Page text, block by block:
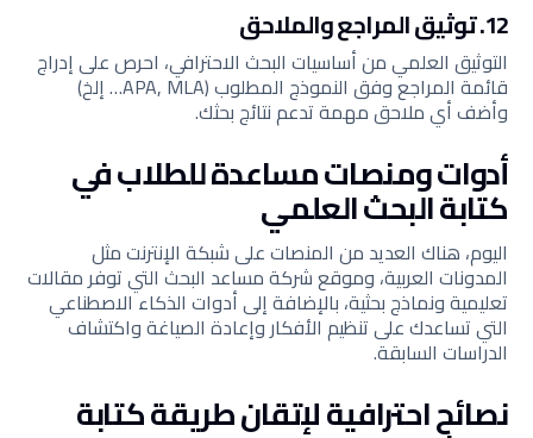
12. توثيق المراجع والملاحق
التوثيق العلمي من أساسيات البحث الاحترافي، احرص على إدراج
قائمة المراجع وفق النموذج المطلوب (APA, MLA… إلخ)
وأضف أي ملاحق مهمة تدعم نتائج بحثك.
أدوات ومنصات مساعدة للطلاب في
كتابة البحث العلمي
اليوم، هناك العديد من المنصات على شبكة الإنترنت مثل
المدونات العربية، وموقع شركة مساعد البحث التي توفر مقالات
تعليمية ونماذج بحثية، بالإضافة إلى أدوات الذكاء الاصطناعي
التي تساعدك على تنظيم الأفكار وإعادة الصياغة واكتشاف
الدراسات السابقة.
نصائح احترافية لإتقان طريقة كتابة